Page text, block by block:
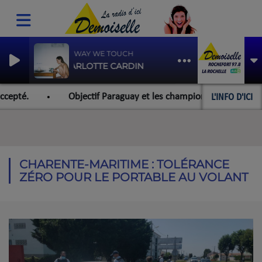
THE WAY WE TOUCH
CHARLOTTE CARDIN
L'INFO D'ICI
Objectif Paraguay et les championnats du
CHARENTE-MARITIME : TOLÉRANCE
ZÉRO POUR LE PORTABLE AU VOLANT